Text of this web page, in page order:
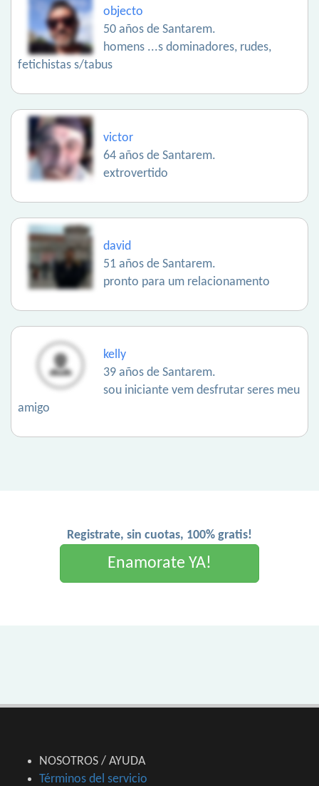
objecto
50 años de Santarem.
homens ...s dominadores, rudes,
fetichistas s/tabus
victor
64 años de Santarem.
extrovertido
david
51 años de Santarem.
pronto para um relacionamento
kelly
39 años de Santarem.
sou iniciante vem desfrutar seres meu
amigo
Registrate, sin cuotas, 100% gratis!
Enamorate YA!
NOSOTROS / AYUDA
Términos del servicio